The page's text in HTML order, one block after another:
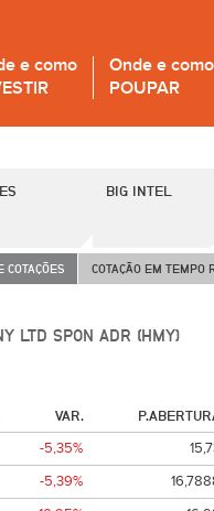
e como
Onde e como
POUPAR
BIG INTEL
COTAÇÕES COTAÇÃO EM TEMPO
LTD SPON ADR (HMY)
VAR.
-5,35%
-5,39%